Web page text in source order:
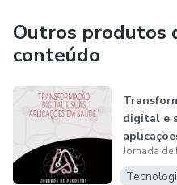
Aviso Legal: Os conteúdos
qualquer vínculo com a
intelectuais pertencem a
Outros produtos
conteúdo
digital e
saúde
Jornada de